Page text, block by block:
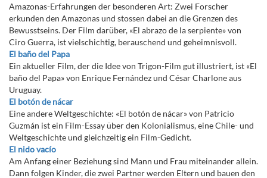
Amazonas-Erfahrungen der besonderen Art: Zwei Forscher
erkunden den Amazonas und stossen dabei an die Grenzen des
Bewusstseins. Der Film darüber, «El abrazo de la serpiente» von
Ciro Guerra, ist vielschichtig, berauschend und geheimnisvoll.
El baño del Papa
Ein aktueller Film, der die Idee von Trigon-Film gut illustriert, ist «El
baño del Papa» von Enrique Fernández und César Charlone aus
Uruguay.
El botón de nácar
Eine andere Weltgeschichte: «El botón de nácar» von Patricio
Guzmán ist ein Film-Essay über den Kolonialismus, eine Chile- und
Weltgeschichte und gleichzeitig ein Film-Gedicht.
El nido vacío
Am Anfang einer Beziehung sind Mann und Frau miteinander allein.
Dann folgen Kinder, die zwei Partner werden Eltern und bauen den